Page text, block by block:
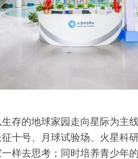
的地球家园走向星际为主
十号、月球试验场、火星科
样去思考；同时培养青少年